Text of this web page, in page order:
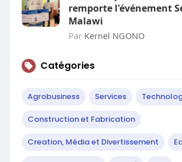
remporte l'événement
Malawi
Par Kernel NGONO
Catégories
Agrobusiness Services
Construction et Fabrication
Creation, Média et Divertissement